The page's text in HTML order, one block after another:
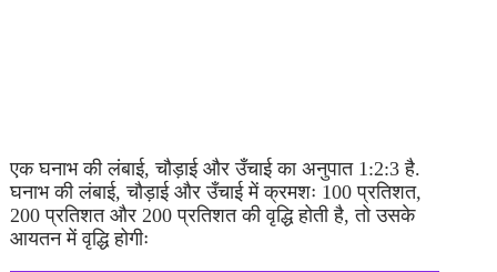
एक घनाभ की लंबाई, चौड़ाई और उँचाई का अनुपात 1:2:3 है.
घनाभ की लंबाई, चौड़ाई और उँचाई में क्रमशः 100 प्रतिशत,
200 प्रतिशत और 200 प्रतिशत की वृद्धि होती है, तो उसके
आयतन में वृद्धि होगीः